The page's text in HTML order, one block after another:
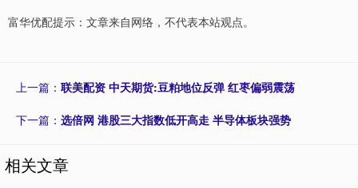
富华优配提示：文章来自网络，不代表本站观点。
上一篇： 联美配资 中天期货:豆粕地位反弹 红枣偏弱震荡
下一篇： 选倍网 港股三大指数低开高走 半导体板块强势
相关文章